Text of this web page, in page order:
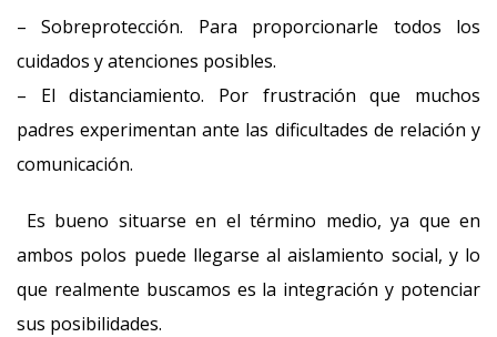
– Sobreprotección. Para proporcionarle todos los
cuidados y atenciones posibles.
– El distanciamiento. Por frustración que muchos
padres experimentan ante las dificultades de relación y
comunicación.
Es bueno situarse en el término medio, ya que en
ambos polos puede llegarse al aislamiento social, y lo
que realmente buscamos es la integración y potenciar
sus posibilidades.